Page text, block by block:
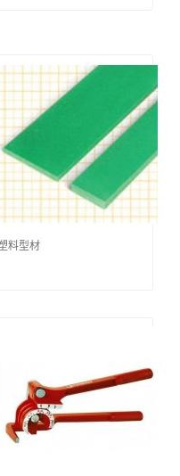
料型材